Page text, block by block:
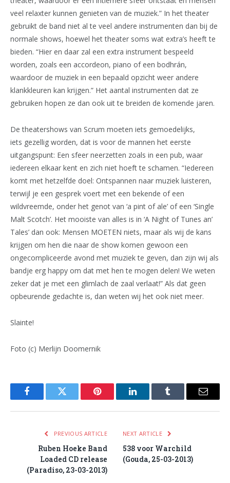
veel relaxter kunnen genieten van de muziek.” In het theater
gebruikt de band niet al te veel andere instrumenten dan bij de
normale shows, hoewel het theater soms wat extra’s heeft te
bieden. “Hier en daar zal een extra instrument bespeeld
worden, zoals een accordeon, piano of een bodhrán,
waardoor de muziek in een bepaald opzicht weer andere
klankkleuren kan krijgen.” Het aantal instrumenten dat ze
gebruiken hopen ze dan ook uit te breiden de komende jaren.
De theatershows van Scrum moeten iets gemoedelijks,
iets gezellig worden, dat is voor de mannen het eerste
uitgangspunt: Een sfeer neerzetten zoals in een pub, waar
iedereen elkaar kent en zich niet hoeft te schamen. “Iedereen
komt met hetzelfde doel: Ontspannen naar muziek luisteren,
terwijl je een gesprek voert met een bekende of een
wildvreemde, onder het genot van ‘a pint of ale’ of een ‘Single
Malt Scotch’. Het mooiste van alles is in ‘A Night of Tunes an’
Tales’ dan ook: Mensen MOETEN niets, maar als wij de kans
krijgen om hen die naar de show komen gewoon een
ongecompliceerde avond met muziek te geven, dan zijn wij als
bandje erg happy om dat met hen te mogen delen! We weten
zeker dat je met een glimlach de zaal verlaat!” Als dat geen
opbeurende gedachte is, dan weten wij het ook niet meer.
Slainte!
Foto (c) Merlijn Doomernik
FacebookTwitter Pinterest LinkedInTumblr Email
PREVIOUS ARTICLE
Ruben Hoeke Band
Loaded CD release
(Paradiso, 23-03-2013)
NEXT ARTICLE
538 voor Warchild
(Gouda, 25-03-2013)